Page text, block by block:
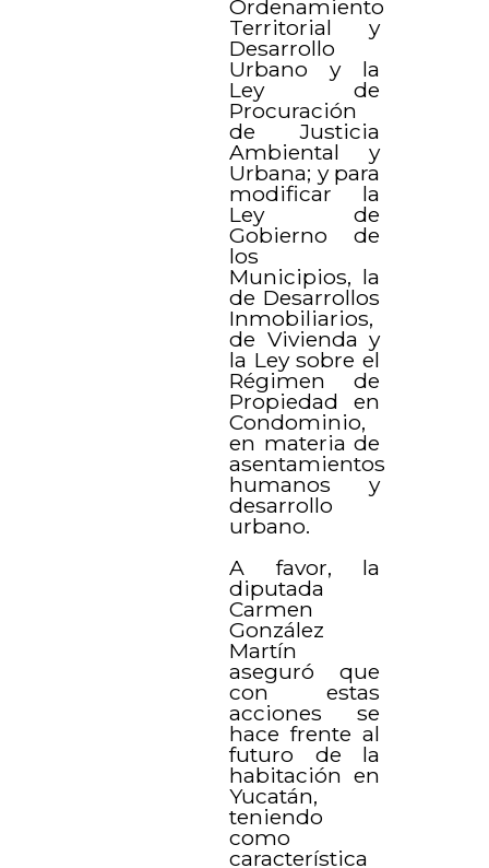
Ordenamiento
Territorial y
Desarrollo
Urbano y la
Ley de
Procuración
de Justicia
Ambiental y
Urbana; y para
modificar la
Ley de
Gobierno de
los
Municipios, la
de Desarrollos
Inmobiliarios,
de Vivienda y
la Ley sobre el
Régimen de
Propiedad en
Condominio,
en materia de
asentamientos
humanos y
desarrollo
urbano.
A favor, la
diputada
Carmen
González
Martín
aseguró que
con estas
acciones se
hace frente al
futuro de la
habitación en
Yucatán,
teniendo
como
característica